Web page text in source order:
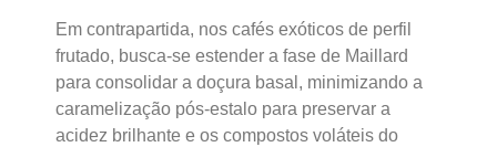
Em contrapartida, nos cafés exóticos de perfil
frutado, busca-se estender a fase de Maillard
para consolidar a doçura basal, minimizando a
caramelização pós-estalo para preservar a
acidez brilhante e os compostos voláteis do